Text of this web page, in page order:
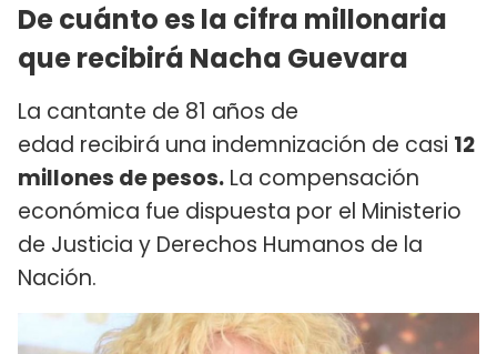
De cuánto es la cifra millonaria
que recibirá Nacha Guevara
La cantante de 81 años de
edad recibirá una indemnización de casi 12
millones de pesos. La compensación
económica fue dispuesta por el Ministerio
de Justicia y Derechos Humanos de la
Nación.